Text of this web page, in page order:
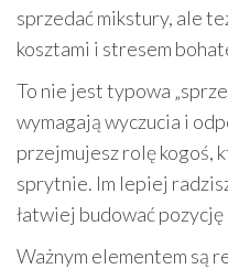
sprzedać mikstury, ale
kosztami i stresem
To nie jest typowa
wymagają wyczucia i
przejmujesz rolę kogoś,
sprytnie. Im lepiej
łatwiej budować
Ważnym elementem są